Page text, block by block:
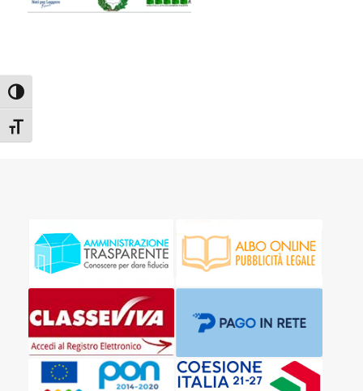
Attiva/disattiva alto contrasto
Attiva/disattiva dimensione testo